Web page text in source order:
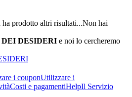
prodotto altri risultati...Non hai
DESIDERI e noi lo cercheremo
i couponUtilizzare i
Costi e pagamentiHelpIl Servizio